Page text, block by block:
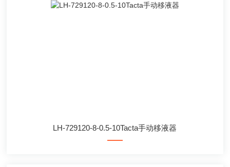
LH-729120-8-0.5-10Tacta手动移液器